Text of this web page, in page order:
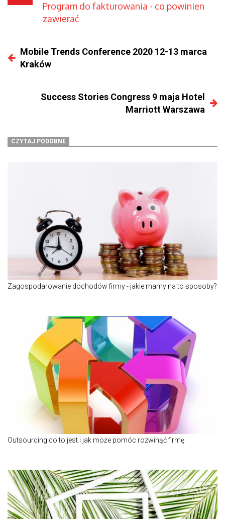
Program do fakturowania - co powinien
zawierać
Mobile Trends Conference 2020 12-13 marca
Kraków
Success Stories Congress 9 maja Hotel
Marriott Warszawa
CZYTAJ PODOBNE
Zagospodarowanie dochodów firmy - jakie mamy na to sposoby?
Outsourcing co to jest i jak może pomóc rozwinąć firmę